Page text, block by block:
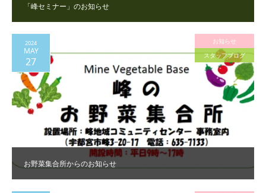
「峰セミナー」のお知らせ
お野菜集合所からのお知らせ
2024
MAY
27
お知らせ
スタッフブログ